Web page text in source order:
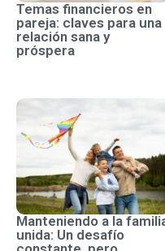
Temas financieros en
pareja: claves para una
relación sana y
próspera
Manteniendo a la
unida: Un desafío